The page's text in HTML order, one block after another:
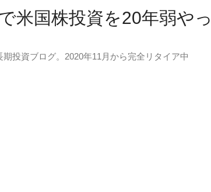
米国株投資を20年弱や
投資ブログ。2020年11月から完全リタイア中